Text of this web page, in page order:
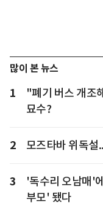
많이 본 뉴스
1
"폐기 버스 개조
묘수?
2 모즈타바 위독
3
'독수리 오남매'
부모' 됐다